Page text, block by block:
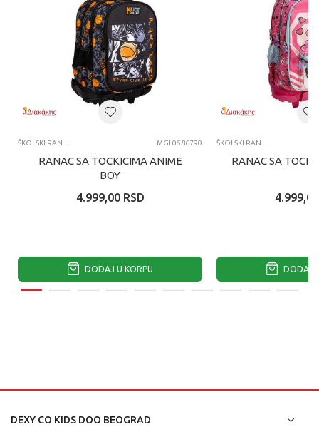
ŠKOLSKI RANČEVI MGL0586790
RANAC SA TOCKICIMA ANIME
BOY
4.999,00 RSD
DODAJ U KORPU
ŠKOLSKI RANČEVI
RANAC SA
4.999,00
DODAJ
DEXY CO KIDS DOO BEOGRAD